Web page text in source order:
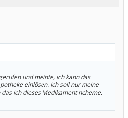
und meinte, ich kann das
einlösen. Ich soll nur meine
ich dieses Medikament neheme.